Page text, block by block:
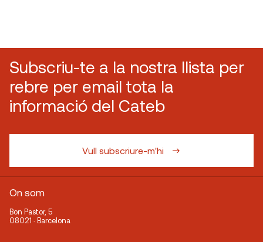
Subscriu-te a la nostra llista per
rebre per email tota la
informació del Cateb
Vull subscriure-m'hi
On som
Bon Pastor, 5
08021 · Barcelona